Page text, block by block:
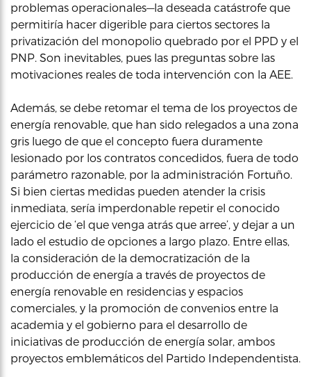
problemas operacionales—la deseada catástrofe que
permitiría hacer digerible para ciertos sectores la
privatización del monopolio quebrado por el PPD y el
PNP. Son inevitables, pues las preguntas sobre las
motivaciones reales de toda intervención con la AEE.
Además, se debe retomar el tema de los proyectos de
energía renovable, que han sido relegados a una zona
gris luego de que el concepto fuera duramente
lesionado por los contratos concedidos, fuera de todo
parámetro razonable, por la administración Fortuño.
Si bien ciertas medidas pueden atender la crisis
inmediata, sería imperdonable repetir el conocido
ejercicio de ‘el que venga atrás que arree’, y dejar a un
lado el estudio de opciones a largo plazo. Entre ellas,
la consideración de la democratización de la
producción de energía a través de proyectos de
energía renovable en residencias y espacios
comerciales, y la promoción de convenios entre la
academia y el gobierno para el desarrollo de
iniciativas de producción de energía solar, ambos
proyectos emblemáticos del Partido Independentista.